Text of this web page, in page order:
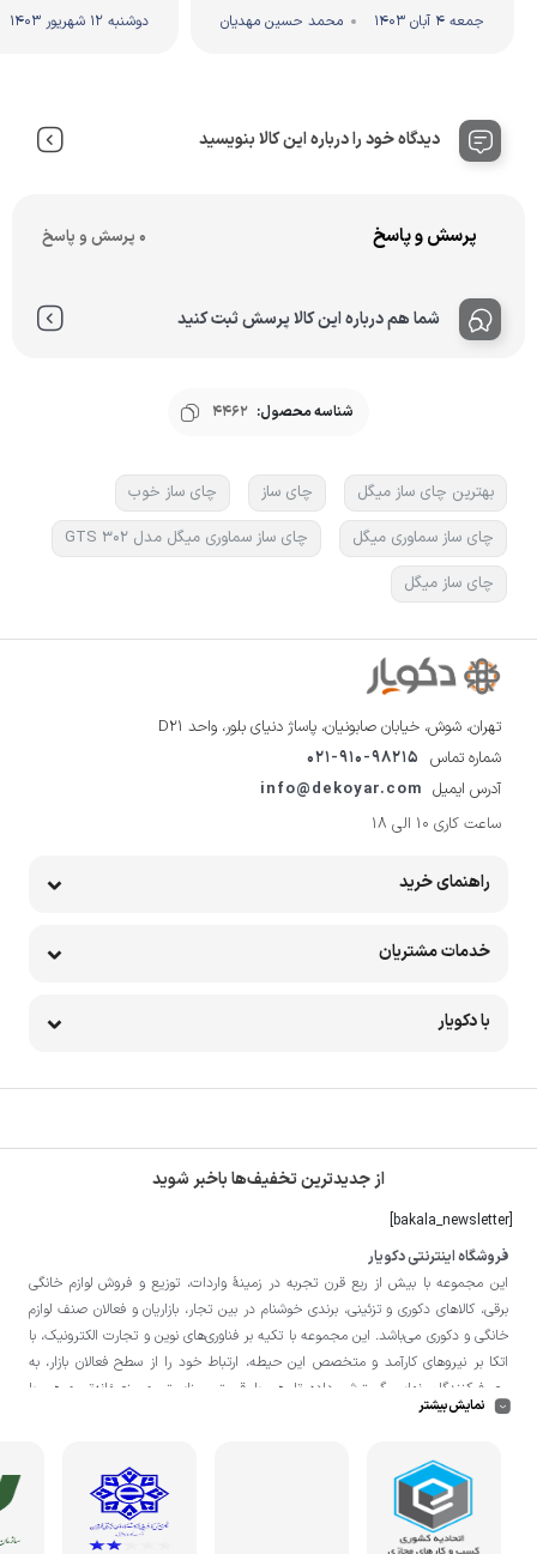
جمعه 4 آبان 1403 محمد حسین مهدیان دوشنبه 12 شهریور 1403
دیدگاه خود را درباره این کالا بنویسید
پرسش و پاسخ 0 پرسش و پاسخ
شما هم درباره این کالا پرسش ثبت کنید
شناسه محصول: 4462
بهترین چای ساز میگل چای ساز
چای ساز خوب
چای ساز سماوری میگل
چای ساز سماوری میگل مدل GTS 302
چای ساز میگل
تهران، شوش، خیابان صابونیان، پاساژ دنیای بلور، واحد D21
شماره تماس 021-910-98215
آدرس ایمیل info@dekoyar.com
ساعت کاری 10 الی 18
راهنمای خرید
خدمات مشتریان
با دکویار
از جدیدترین تخفیف‌ها باخبر شوید
فروشگاه اینترنتی دکویار
این مجموعه با بيش از ربع قرن تجربه در زمينۀ واردات، توزيع و فروش لوازم خانگی
برقی، کالاهای دکوری و تزئینی، برندی خوشنام در بين تجار، بازاريان و فعالان صنف لوازم
خانگی و دکوری می‌باشد. این مجموعه با تكيه بر فناوری‌های نوين و تجارت الكترونيک، با
اتکا بر نيروهای كارآمد و متخصص اين حيطه، ارتباط خود را از سطح فعالان بازار، به
مصرف‌كنندگان نهايی گسترش داده تا هم با قيمتی مناسبتر و منصفانه‌تر و هم با
خدماتی گسترده‌تر و كيفی‌تر در خدمت هموطنان عزیز در اقصی نقاط ميهنمان باشد.
کالا از انبار تنها در صورت ثبت سفارش قبلی از طریق سایت و انتخاب زمان، امکان پذیر
نمایش بیشتر